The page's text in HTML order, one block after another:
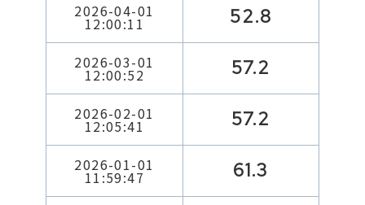
2026-04-01
12:00:11 52.8
2026-03-01
12:00:52 57.2
2026-02-01
12:05:41 57.2
2026-01-01
11:59:47 61.3